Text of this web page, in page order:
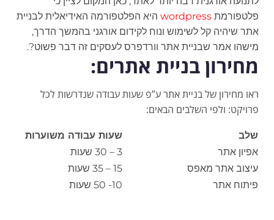
פלטפורמת wordpress היא הפלטפורמה האידיאלית לבניית
אתר שיהיה קל לשימוש ונוח לקידום אורגני בהמשך הדרך,
מישהו אמר שבניית אתר וורדפרס לעסקים זה דבר פשוט?.
מחירון בניית אתרים:
ראו מחירון של בניית אתר ע”פ שעות עבודה שנדרשות לכל
פרויקט: ולפי השלבים הבאים:
שלב
שעות עבודה משוערות
אפיון אתר
3 – 30 שעות
עיצוב אתר מאפס
15 – 35 שעות
פיתוח אתר
10- 50 שעות